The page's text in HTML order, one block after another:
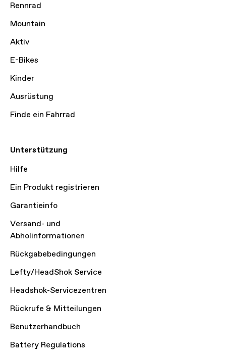
Rennrad
Mountain
Aktiv
E-Bikes
Kinder
Ausrüstung
Finde ein Fahrrad
Unterstützung
Hilfe
Ein Produkt registrieren
Garantieinfo
Versand- und
Abholinformationen
Rückgabebedingungen
Lefty/HeadShok Service
Headshok-Servicezentren
Rückrufe & Mitteilungen
Benutzerhandbuch
Battery Regulations